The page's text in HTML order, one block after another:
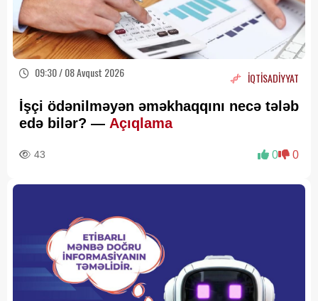
09:30 / 08 Avqust 2026 İQTİSADİYYAT
İşçi ödənilməyən əməkhaqqını necə tələb
edə bilər? — Açıqlama
43 0 0